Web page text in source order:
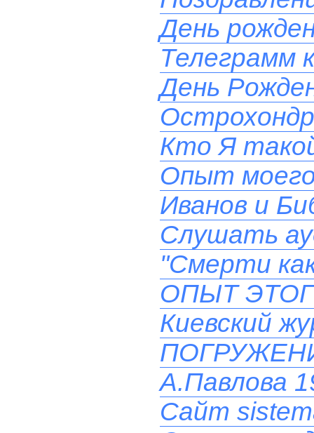
День
Телеграмм
День
Кто Я
Опыт
Иванов и
Слушать
"Смерти
ОПЫТ
Киевский
А.Павлова
Сайт